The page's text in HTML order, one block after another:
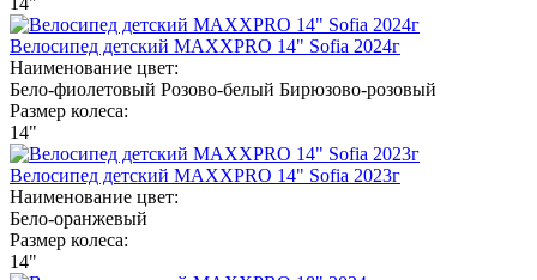
Велосипед детский MAXXPRO 14" Sofia 2024г
Наименование цвет:
Бело-фиолетовый Розово-белый Бирюзово-розовый
Размер колеса:
14"
Велосипед детский MAXXPRO 14" Sofia 2023г
Наименование цвет:
Бело-оранжевый
Размер колеса:
14"